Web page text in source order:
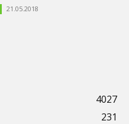
21.05.2018
4027
231